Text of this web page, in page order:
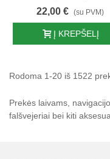
22,00 € (su PVM)
Į KREPŠELĮ
Rodoma 1-20 iš 1522
Prekės laivams,
falšvejeriai bei kiti